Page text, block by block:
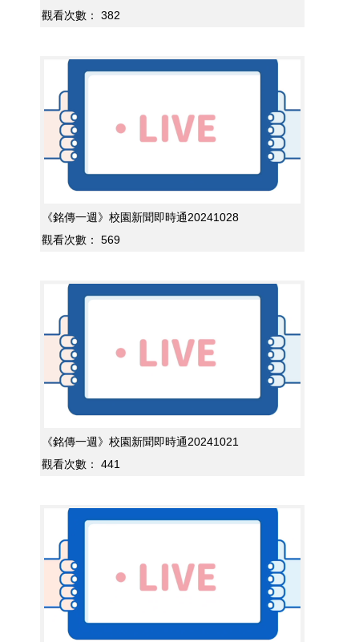
觀看次數：
382
《銘傳一週》校園新聞即時通20241028
觀看次數：
569
《銘傳一週》校園新聞即時通20241021
觀看次數：
441